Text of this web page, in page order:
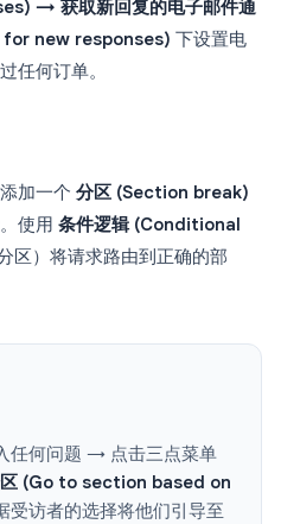
→ 获取新回复的电子邮件通
new responses) 下设置电
任何订单。
加一个 分区 (Section break)
使用 条件逻辑 (Conditional
区）将请求路由到正确的部
任何问题 → 点击三点菜单
区 (Go to section based on
受访者的选择将他们引导至